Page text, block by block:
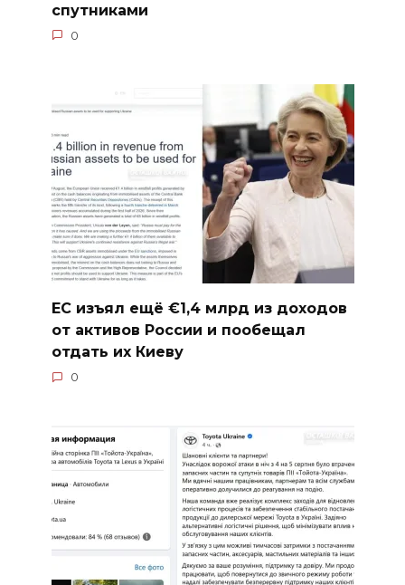
спутниками
0
ЕС изъял ещё €1,4 млрд из доходов
от активов России и пообещал
отдать их Киеву
0